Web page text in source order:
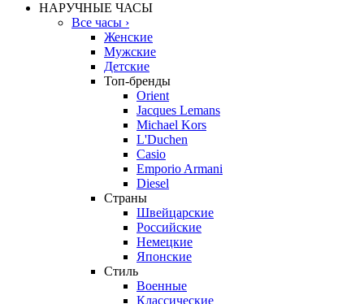
НАРУЧНЫЕ ЧАСЫ
Все часы ›
Женские
Мужские
Детские
Топ-бренды
Orient
Jacques Lemans
Michael Kors
L'Duchen
Casio
Emporio Armani
Diesel
Страны
Швейцарские
Российские
Немецкие
Японские
Стиль
Военные
Классические